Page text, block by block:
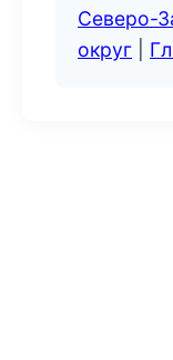
Северо-
округ